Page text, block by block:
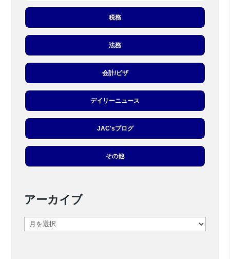
税務
法務
会計/ビザ
デイリーニュース
JAC'sブログ
その他
アーカイブ
ア